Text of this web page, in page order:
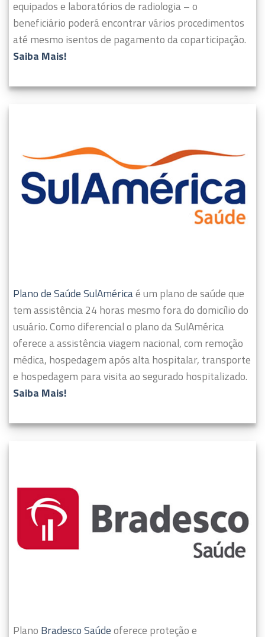
equipados e laboratórios de radiologia – o
beneficiário poderá encontrar vários procedimentos
até mesmo isentos de pagamento da coparticipação.
Saiba Mais!
Plano de Saúde SulAméricaé um plano de saúde que
tem assistência 24 horas mesmo fora do domicílio do
usuário.Como diferencial o plano da SulAmérica
oferece a assistência viagem nacional, com remoção
médica, hospedagem após alta hospitalar, transporte
e hospedagem para visita ao segurado hospitalizado.
Saiba Mais!
Plano Bradesco Saúdeoferece proteção e